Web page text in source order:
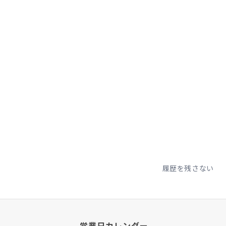
履歴を残さない